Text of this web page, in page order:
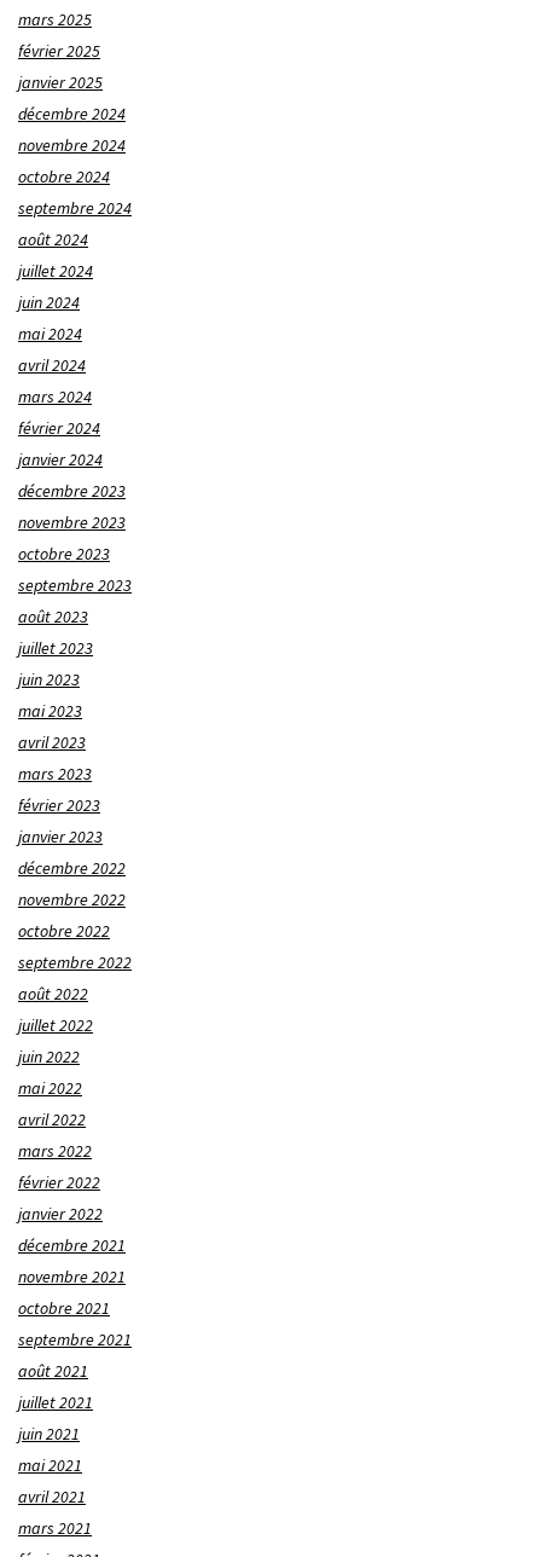
mars 2025
février 2025
janvier 2025
décembre 2024
novembre 2024
octobre 2024
septembre 2024
août 2024
juillet 2024
juin 2024
mai 2024
avril 2024
mars 2024
février 2024
janvier 2024
décembre 2023
novembre 2023
octobre 2023
septembre 2023
août 2023
juillet 2023
juin 2023
mai 2023
avril 2023
mars 2023
février 2023
janvier 2023
décembre 2022
novembre 2022
octobre 2022
septembre 2022
août 2022
juillet 2022
juin 2022
mai 2022
avril 2022
mars 2022
février 2022
janvier 2022
décembre 2021
novembre 2021
octobre 2021
septembre 2021
août 2021
juillet 2021
juin 2021
mai 2021
avril 2021
mars 2021